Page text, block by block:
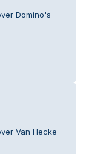
Domino's
Van Hecke